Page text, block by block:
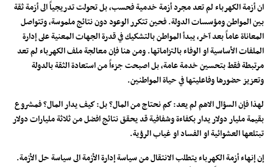
ان أزمة الكهرباء لم تعد مجرد أزمة خدمية فحسب، بل تحولت تدريجياً الى أزمة ثقة
بين المواطن ومؤسسات الدولة. فحين تتكرر الوعود دون نتائج ملموسة، وتتواصل
المعاناة عاماً بعد آخر، يبدأ المواطن بالتشكيك في قدرة الجهات المعنية على إدارة
الملفات الأساسية او الوفاء بالتزاماتها. ومن هنا فإن معالجة ملف الكهرباء لم تعد
مرتبطة فقط بتحسين خدمة عامة، بل اصبحت جزءاً من استعادة الثقة بالدولة
وتعزيز حضورها وفاعليتها في حياة المواطنين.
لهذا فإن السؤال الاهم لم يعد: كم نحتاج من المال؟ بل: كيف يدار المال؟ فمشروع
بقيمة مليار دولار يدار بكفاءة وشفافية قد يحقق نتائج افضل من ثلاثة مليارات دولار
تبتلعها العشوائية او الفساد او غياب الرؤية.
إن إنهاء أزمة الكهرباء يتطلب الانتقال من سياسة إدارة الأزمة الى سياسة حل الأزمة.